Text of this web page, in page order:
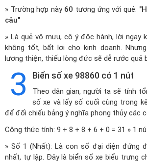
» Trường hợp này 60 tương ứng với quẻ:
câu"
» Là quẻ vô mưu, cô ý độc hành, lời ngay
không tốt, bất lợi cho kinh doanh.
lương thiện, thiếu lòng đức sẽ dễ rước quả
3 Biển số xe 98860 có 1 nút
Theo dân gian, người ta sẽ tính
số xe và lấy số cuối cùng trong
để đối chiếu bảng ý nghĩa phong thủy các
Công thức tính: 9 + 8 + 8 + 6 + 0 = 31 » 1
» Số 1 (Nhất): Là con số đại diện đứng
nhất, tự lập. Đây là biển số xe biểu trưng